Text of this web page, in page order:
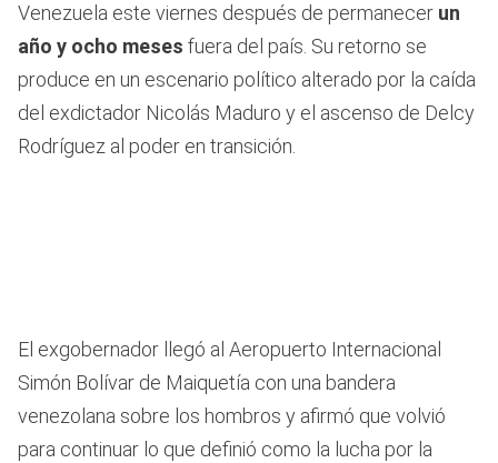
Venezuela este viernes después de permanecer un
año y ocho meses fuera del país. Su retorno se
produce en un escenario político alterado por la caída
del exdictador Nicolás Maduro y el ascenso de Delcy
Rodríguez al poder en transición.
El exgobernador llegó al Aeropuerto Internacional
Simón Bolívar de Maiquetía con una bandera
venezolana sobre los hombros y afirmó que volvió
para continuar lo que definió como la lucha por la